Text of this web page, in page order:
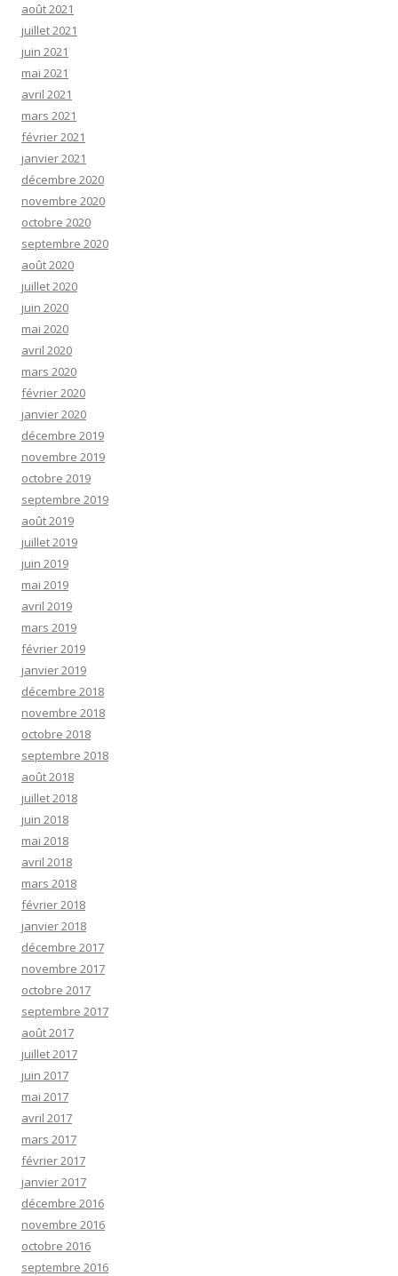
août 2021
juillet 2021
juin 2021
mai 2021
avril 2021
mars 2021
février 2021
janvier 2021
décembre 2020
novembre 2020
octobre 2020
septembre 2020
août 2020
juillet 2020
juin 2020
mai 2020
avril 2020
mars 2020
février 2020
janvier 2020
décembre 2019
novembre 2019
octobre 2019
septembre 2019
août 2019
juillet 2019
juin 2019
mai 2019
avril 2019
mars 2019
février 2019
janvier 2019
décembre 2018
novembre 2018
octobre 2018
septembre 2018
août 2018
juillet 2018
juin 2018
mai 2018
avril 2018
mars 2018
février 2018
janvier 2018
décembre 2017
novembre 2017
octobre 2017
septembre 2017
août 2017
juillet 2017
juin 2017
mai 2017
avril 2017
mars 2017
février 2017
janvier 2017
décembre 2016
novembre 2016
octobre 2016
septembre 2016